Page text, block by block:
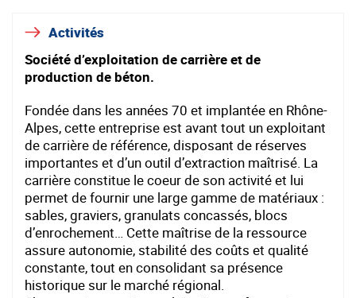
Activités
Société d’exploitation de carrière et de
production de béton.
Fondée dans les années 70 et implantée en Rhône-
Alpes, cette entreprise est avant tout un exploitant
de carrière de référence, disposant de réserves
importantes et d’un outil d’extraction maîtrisé. La
carrière constitue le coeur de son activité et lui
permet de fournir une large gamme de matériaux :
sables, graviers, granulats concassés, blocs
d’enrochement… Cette maîtrise de la ressource
assure autonomie, stabilité des coûts et qualité
constante, tout en consolidant sa présence
historique sur le marché régional.